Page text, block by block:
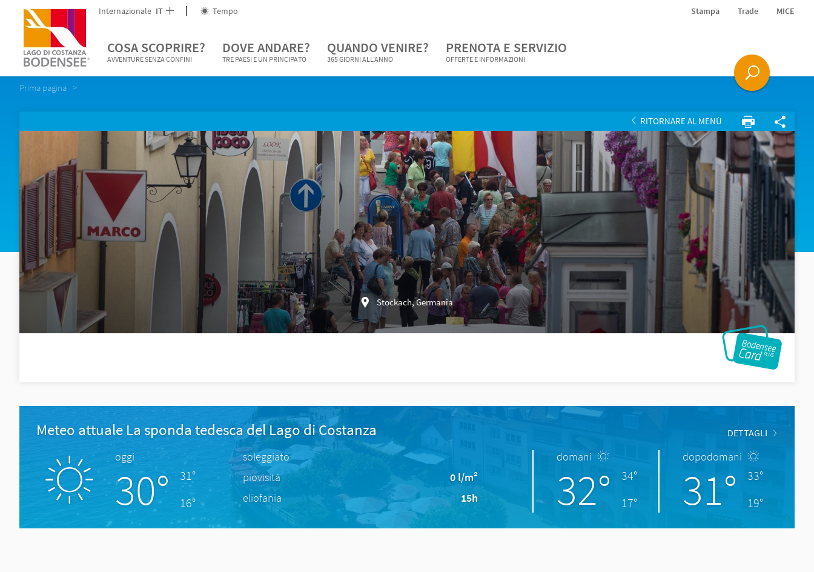
Internazionale IT Tempo Stampa Trade MICE
COSA SCOPRIRE?
AVVENTURE SENZA CONFINI
DOVE ANDARE?
TRE PAESI E UN PRINCIPATO
QUANDO VENIRE?
365 GIORNI ALL'ANNO
PRENOTA E SERVIZIO
OFFERTE E INFORMAZIONI
Prima pagina
RITORNARE AL MENÙ
Stockach, Germania
Meteo attuale La sponda tedesca del Lago di Costanza DETTAGLI
oggi
30°
31°
16°
soleggiato
piovisità
0 l/m²
eliofania
15h
domani
32°
34°
17°
dopodomani
31°
33°
19°